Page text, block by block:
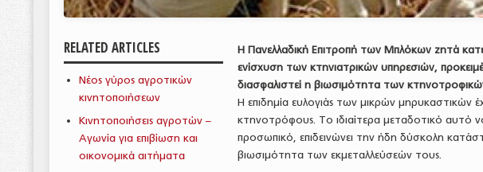
RELATED ARTICLES
Νέος γύρος αγροτικών
κινητοποιήσεων
Κινητοποιήσεις αγροτών –
Αγωνία για επιβίωση και
οικονομικά αιτήματα
Η Πανελλαδική Επιτροπή των Μπλόκων ζητά
ενίσχυση των κτηνιατρικών υπηρεσιών,
διασφαλιστεί η βιωσιμότητα των
Η επιδημία ευλογιάς των μικρών μηρυκαστικών
κτηνοτρόφους. Το ιδιαίτερα μεταδοτικό αυτό
προσωπικό, επιδεινώνει την ήδη δύσκολη
βιωσιμότητα των εκμεταλλεύσεών τους.